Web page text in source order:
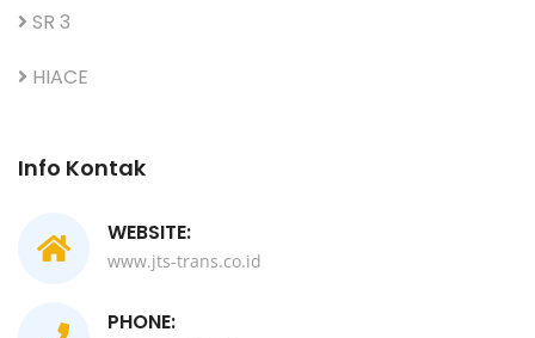
SR 3
HIACE
Info Kontak
WEBSITE:
www.jts-trans.co.id
PHONE: